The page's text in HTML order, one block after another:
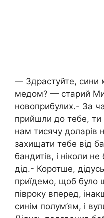
— Здрастуйте, сини
медом? — старий
новоприбулих.- За
прийшли до тебе, ти
нам тисячу доларів
захищати тебе від
бандитів, і ніколи
дід.- Коротше,
приїдемо, щоб було
півроку вперед,
синім полум’ям, і